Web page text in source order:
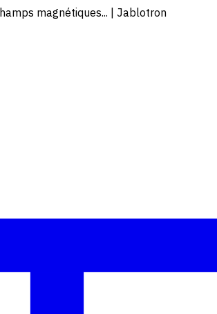
magnétiques... | Jablotron